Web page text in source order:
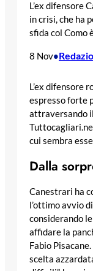
L’ex difensore
in crisi, che ha
sfida col Como
8 Nov•
L’ex difensore
espresso forte
attraversando
cui sembra
Dalla
Canestrari ha
l’ottimo avvio
considerando
affidare la
Fabio
scelta